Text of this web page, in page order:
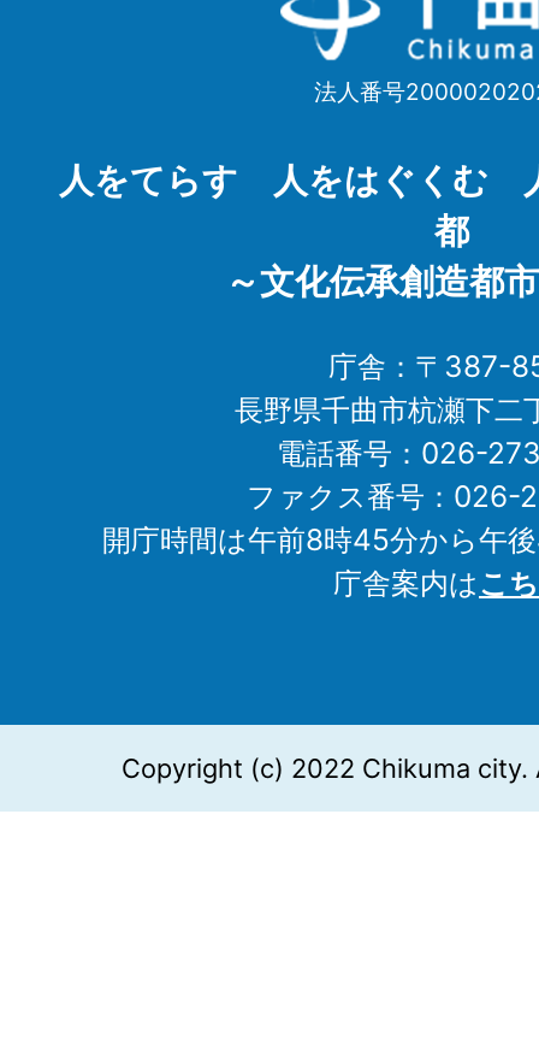
曲
Chikuma
法人番号
人をてらす 人をはぐくむ
都
～文化伝承創造都
庁舎：〒387-
長野県千曲市杭瀬下二
電話番号：026-
ファクス番号：026-
開庁時間は午前8時45分から午
庁舎案内はこ
Copyright (c) 2022 Chikuma city.